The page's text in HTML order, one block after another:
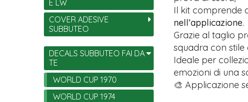
Il kit comprende
nell’applicazione.
Grazie al taglio
squadra con stile
Ideale per
emozioni di una
🎨 Applicazione
E LW
COVER ADESIVE
SUBBUTEO
DECALS SUBBUTEO FAI DA
TE
WORLD CUP 1970
WORLD CUP 1974